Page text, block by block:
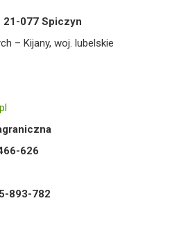
21-077 Spiczyn
– Kijany, woj. lubelskie
626
893-782